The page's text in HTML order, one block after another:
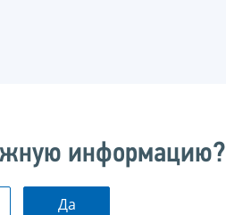
информацию?
Да